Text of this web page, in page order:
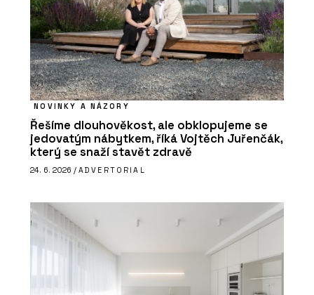
NOVINKY A NÁZORY
Řešíme dlouhověkost, ale obklopujeme se
jedovatým nábytkem, říká Vojtěch Juřenčák,
který se snaží stavět zdravě
24. 6. 2026 / ADVERTORIAL